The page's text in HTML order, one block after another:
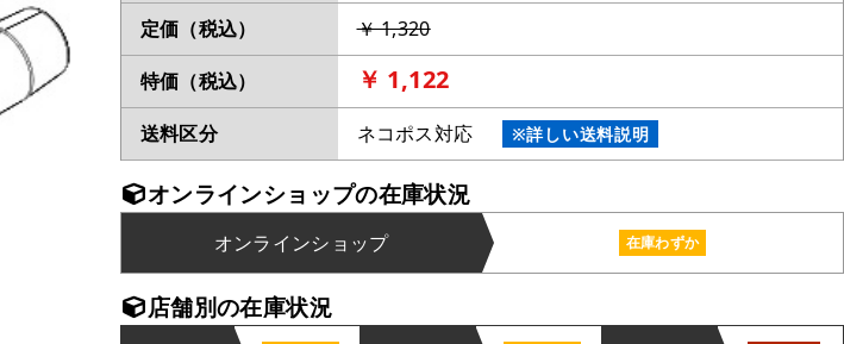
定価（税込）
￥ 1,320
特価（税込）
￥ 1,122
送料区分 ネコポス対応 ※詳しい送料説明
オンラインショップの在庫状況
オンラインショップ 在庫わずか
店舗別の在庫状況